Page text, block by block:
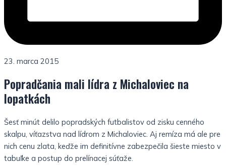
23. marca 2015
Popradčania mali lídra z Michaloviec na
lopatkách
Šesť minút delilo popradských futbalistov od zisku cenného
skalpu, víťazstva nad lídrom z Michaloviec. Aj remíza má ale pre
nich cenu zlata, keďže im definitívne zabezpečila šieste miesto v
tabuľke a postup do prelínacej súťaže.